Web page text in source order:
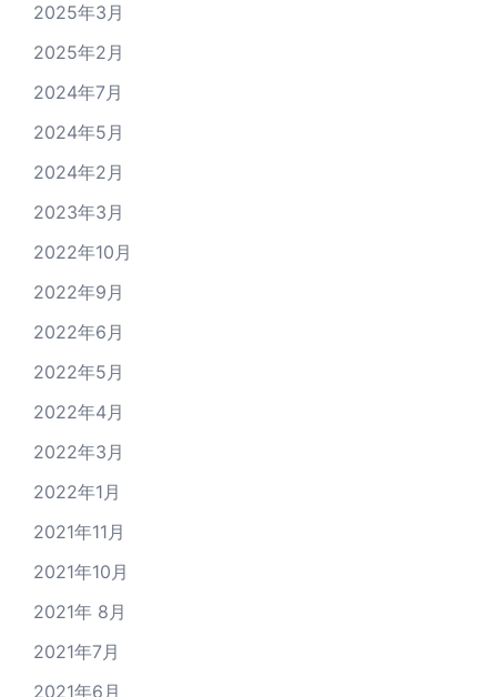
2025年3月
2025年2月
2024年7月
2024年5月
2024年2月
2023年3月
2022年10月
2022年9月
2022年6月
2022年5月
2022年4月
2022年3月
2022年1月
2021年11月
2021年10月
2021年 8月
2021年7月
2021年6月